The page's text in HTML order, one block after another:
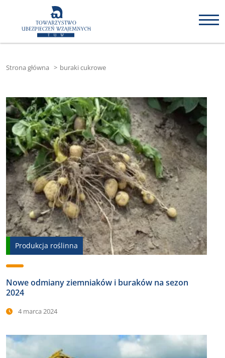
Strona główna > buraki cukrowe
Produkcja roślinna
Nowe odmiany ziemniaków i buraków na sezon
2024
4 marca 2024